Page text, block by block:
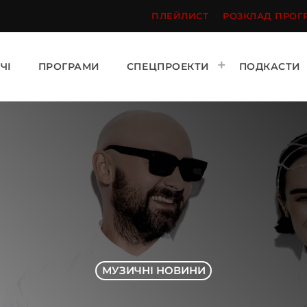
ПЛЕЙЛИСТ РОЗКЛАД
ПРОГРАМИ СПЕЦПРОЕКТИ ПОДКАСТИ
МУЗИЧНІ НОВИНИ